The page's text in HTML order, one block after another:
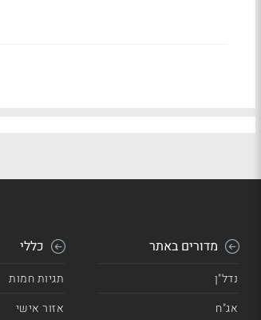
מדורים באתר
נדל"ן
אג"ח
כללי
תגיות חמות
אזור אישי